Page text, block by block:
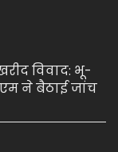
विवाद: भू-
ने बैठाई जांच